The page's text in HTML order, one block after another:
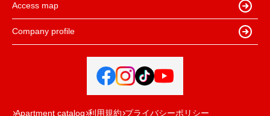
Access map
Company profile
Apartment catalog 利用規約 プライバシーポリシー